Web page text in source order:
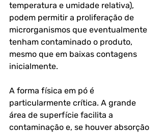
temperatura e umidade relativa),
podem permitir a proliferação de
microrganismos que eventualmente
tenham contaminado o produto,
mesmo que em baixas contagens
inicialmente.
A forma física em pó é
particularmente crítica. A grande
área de superfície facilita a
contaminação e, se houver absorção